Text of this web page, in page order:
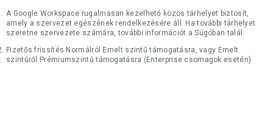
A Google Workspace rugalmasan kezelhető közös tárhelyet biztosít,
amely a szervezet egészének rendelkezésére áll. Ha további tárhelyet
szeretne szervezete számára, további információt a Súgóban talál.
Fizetős frissítés Normálról Emelt szintű támogatásra, vagy Emelt
szintűről Prémiumszintű támogatásra (Enterprise csomagok esetén)